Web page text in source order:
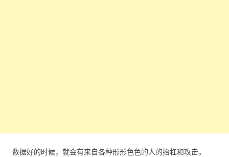
数据好的时候，就会有来自各种形形色色的人的抬杠和攻击。